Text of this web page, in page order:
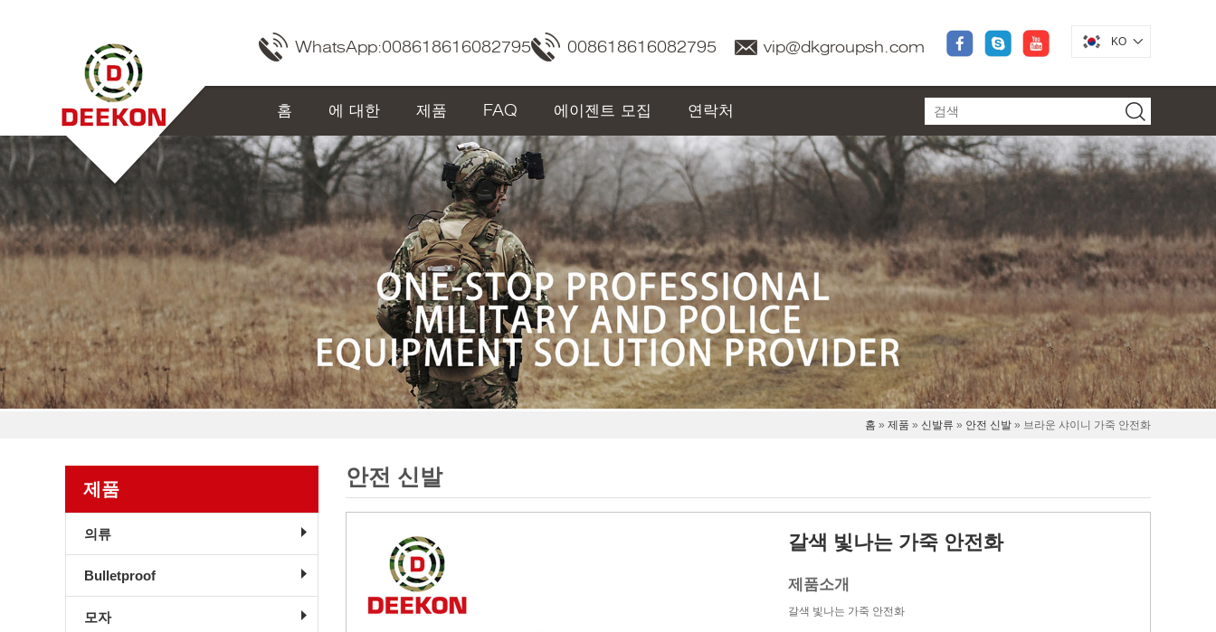
KO
vip@dkgroupsh.com
008618616082795
WhatsApp:008618616082795
홈 에 대한 제품 FAQ 에이젠트 모집 연락처
홈 » 제품 » 신발류 » 안전 신발 » 브라운 샤이니 가죽 안전화
안전 신발
갈색 빛나는 가죽 안전화
제품소개
갈색 빛나는 가죽 안전화
제품
의류
Bulletproof
모자